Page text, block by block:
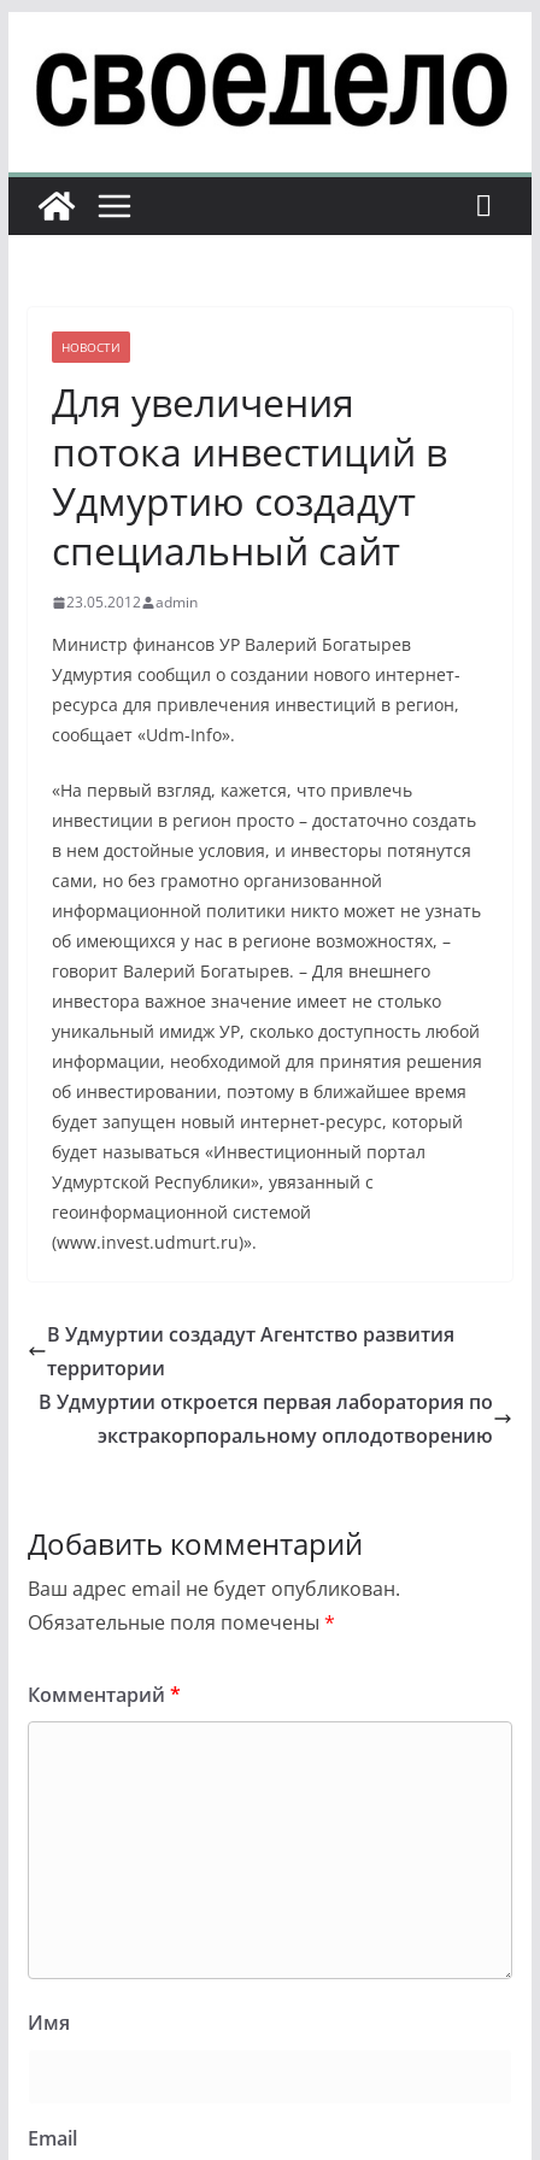
содержимому
НОВОСТИ
Для увеличения
потока инвестиций в
Удмуртию создадут
специальный сайт
23.05.2012 admin
Министр финансов УР Валерий Богатырев
Удмуртия сообщил о создании нового интернет-
ресурса для привлечения инвестиций в регион,
сообщает «Udm-Info».
«На первый взгляд, кажется, что привлечь
инвестиции в регион просто – достаточно создать
в нем достойные условия, и инвесторы потянутся
сами, но без грамотно организованной
информационной политики никто может не узнать
об имеющихся у нас в регионе возможностях, –
говорит Валерий Богатырев. – Для внешнего
инвестора важное значение имеет не столько
уникальный имидж УР, сколько доступность любой
информации, необходимой для принятия решения
об инвестировании, поэтому в ближайшее время
будет запущен новый интернет-ресурс, который
будет называться «Инвестиционный портал
Удмуртской Республики», увязанный с
геоинформационной системой
(www.invest.udmurt.ru)».
В Удмуртии создадут Агентство развития
территории
В Удмуртии откроется первая лаборатория по
экстракорпоральному оплодотворению
Добавить комментарий
Ваш адрес email не будет опубликован.
Обязательные поля помечены *
Комментарий *
Имя
Email